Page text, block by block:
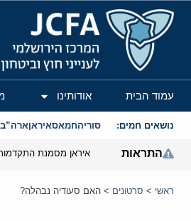
המרכז הירושלמי לענייני
עמוד הבית אודותינו
נושאים חמים: סוריהחמאסאיראןארה”ב
התראות איראן מסמנת התקדמות
ראשי > סרטונים > האם סעודיה נבהלה?